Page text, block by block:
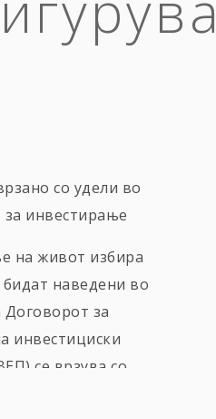
со удели во
инвестирање
на живот избира
наведени во
за
инвестициски
се врзува со